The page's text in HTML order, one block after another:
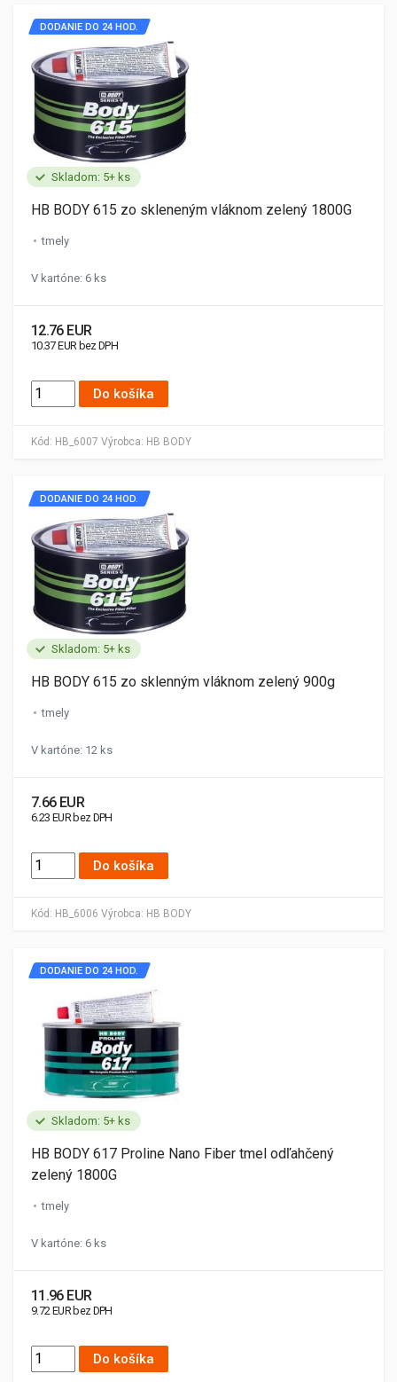
Skladom: 5+ ks
Kód: HB_6007 Výrobca: HB BODY
DODANIE DO 24 HOD.
HB BODY 615 zo skleneným vláknom zelený 1800G
tmely
V kartóne: 6 ks
12.76 EUR
10.37 EUR bez DPH
Do košíka
Skladom: 5+ ks
Kód: HB_6006 Výrobca: HB BODY
DODANIE DO 24 HOD.
HB BODY 615 zo sklenným vláknom zelený 900g
tmely
V kartóne: 12 ks
7.66 EUR
6.23 EUR bez DPH
Do košíka
Skladom: 5+ ks
DODANIE DO 24 HOD.
HB BODY 617 Proline Nano Fiber tmel odľahčený
zelený 1800G
tmely
V kartóne: 6 ks
11.96 EUR
9.72 EUR bez DPH
Do košíka